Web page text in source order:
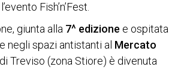
Fish’n’Fest.
giunta alla 7^ edizione e ospitata
negli spazi antistanti al Mercato
di Treviso (zona Stiore) è divenuta